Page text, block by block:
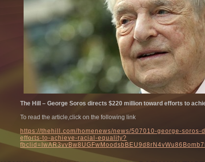
The Hill – George Soros directs $220 million toward efforts to
To read the article,click on the following link
https://thehill.com/homenews/news/507010-george-
efforts-to-achieve-racial-equality?